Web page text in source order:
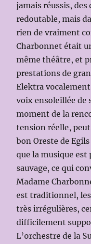
jamais réussis, des
redoutable, mais
rien de vraiment
Charbonnet était
même théâtre, et
prestations de
Elektra
voix ensoleillée de
moment de la
tension réelle,
bon Oreste de
que la musique
sauvage, ce qui
Madame
est traditionnel,
très irrégulières,
difficilement
L’orchestre de la